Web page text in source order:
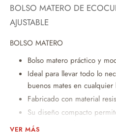
BOLSO MATERO DE
AJUSTABLE
BOLSO MATERO
Bolso matero práctico y
Ideal para llevar todo lo
buenos mates en cualquier
Fabricado con material
Su diseño compacto
accesorios de forma
VER MÁS